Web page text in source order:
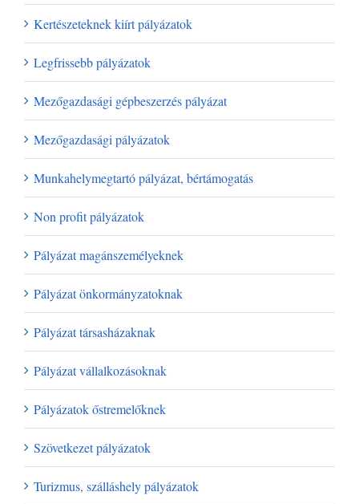
Kertészeteknek kiírt pályázatok
Legfrissebb pályázatok
Mezőgazdasági gépbeszerzés pályázat
Mezőgazdasági pályázatok
Munkahelymegtartó pályázat, bértámogatás
Non profit pályázatok
Pályázat magánszemélyeknek
Pályázat önkormányzatoknak
Pályázat társasházaknak
Pályázat vállalkozásoknak
Pályázatok őstremelőknek
Szövetkezet pályázatok
Turizmus, szálláshely pályázatok